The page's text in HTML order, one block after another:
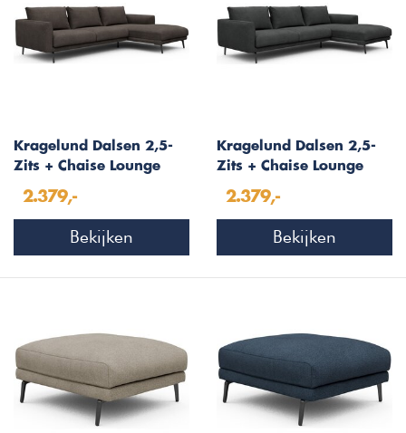
Kragelund Dalsen 2,5-
Zits + Chaise Lounge
2.379,-
Bekijken
Kragelund Dalsen 2,5-
Zits + Chaise Lounge
2.379,-
Bekijken